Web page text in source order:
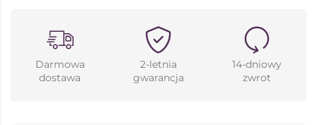
Darmowa
dostawa
2-letnia
gwarancja
14-dniowy
zwrot